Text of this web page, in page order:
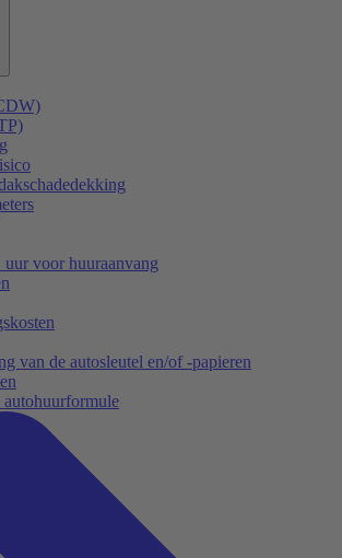
voor huuraanvang
van de autosleutel en/of -papieren